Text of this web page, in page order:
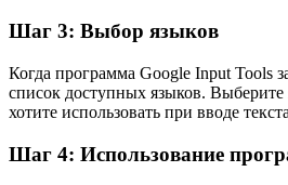
Шаг 3: Выбор языков
Когда программа Google Input Tools
список доступных языков.
хотите использовать при вводе
Шаг 4: Использование